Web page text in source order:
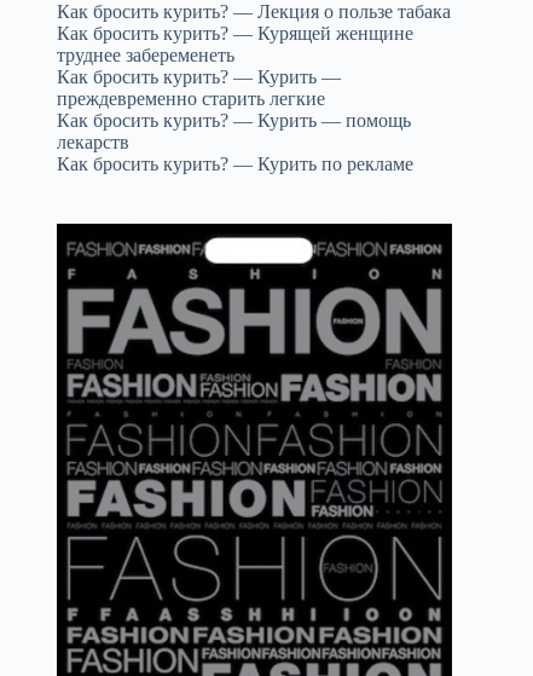
Как бросить курить? — Лекция о пользе табака
Как бросить курить? — Курящей женщине
труднее забеременеть
Как бросить курить? — Курить —
преждевременно старить легкие
Как бросить курить? — Курить — помощь
лекарств
Как бросить курить? — Курить по рекламе